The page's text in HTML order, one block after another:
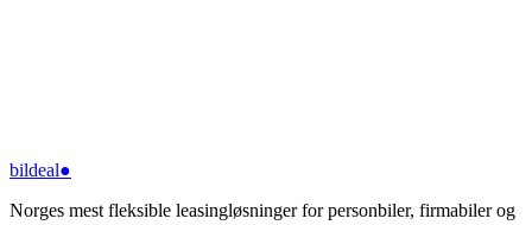
bildeal●
Norges mest fleksible leasingløsninger for personbiler, firmabiler og